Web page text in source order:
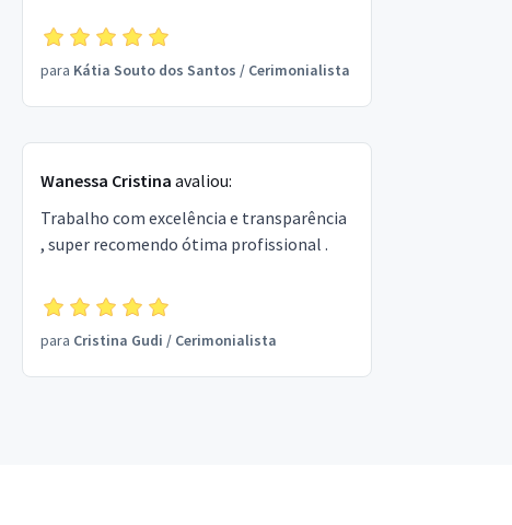
para Kátia Souto dos Santos / Cerimonialista
Wanessa Cristina avaliou:
Trabalho com excelência e transparência
, super recomendo ótima profissional .
para Cristina Gudi / Cerimonialista